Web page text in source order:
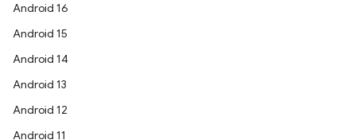
Android 16
Android 15
Android 14
Android 13
Android 12
Android 11